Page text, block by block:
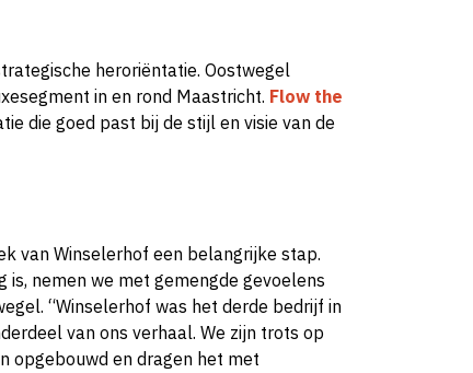
heroriëntatie. Oostwegel
in en rond Maastricht. Flow the
die goed past bij de stijl en visie van de
van Winselerhof een belangrijke stap.
nemen we met gemengde gevoelens
“Winselerhof was het derde bedrijf in
van ons verhaal. We zijn trots op
opgebouwd en dragen het met